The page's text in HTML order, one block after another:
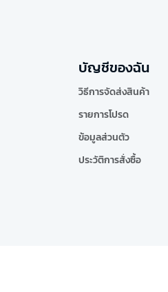
บัญชีของฉัน
วิธีการจัดส่งสินค้า
รายการโปรด
ข้อมูลส่วนตัว
ประวัติการสั่งซื้อ